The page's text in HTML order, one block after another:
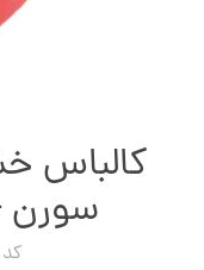
سورن - 6.4
کد